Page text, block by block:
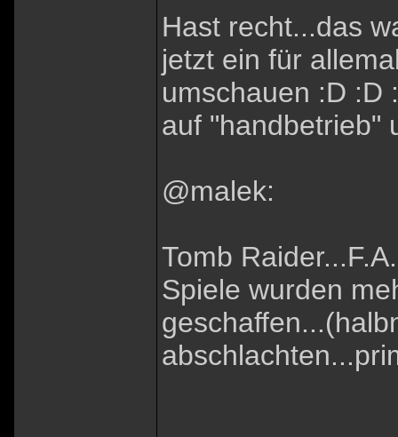
Hast recht...das
jetzt ein für
umschauen :D :D
auf "handbetrieb"
@malek:
Tomb
Spiele wurden